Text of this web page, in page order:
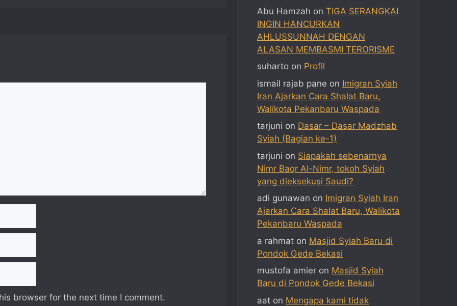
browser for the next time I comment.
Abu Hamzah on TIGA SERANGKAI
INGIN HANCURKAN
AHLUSSUNNAH DENGAN
ALASAN MEMBASMI TERORISME
suharto on Profil
ismail rajab pane on Imigran Syiah
Iran Ajarkan Cara Shalat Baru,
Walikota Pekanbaru Waspada
tarjuni on Dasar – Dasar Madzhab
Syiah (Bagian ke-1)
tarjuni on Siapakah sebenarnya
Nimr Baqr Al-Nimr, tokoh Syiah
yang dieksekusi Saudi?
adi gunawan on Imigran Syiah Iran
Ajarkan Cara Shalat Baru, Walikota
Pekanbaru Waspada
a rahmat on Masjid Syiah Baru di
Pondok Gede Bekasi
mustofa amier on Masjid Syiah
Baru di Pondok Gede Bekasi
aat on Mengapa kami tidak